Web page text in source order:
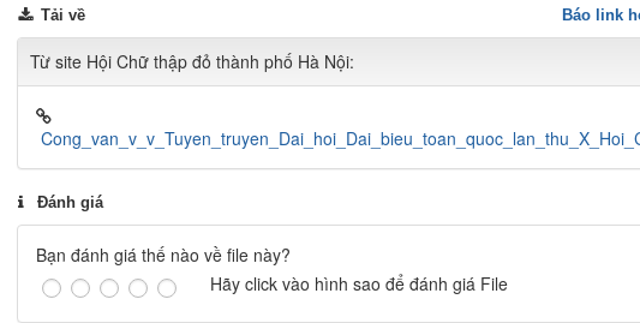
Báo link
Tải về
Từ site Hội Chữ thập đỏ thành phố Hà Nội:
Đánh giá
Bạn đánh giá thế nào về file này?
Hãy click vào hình sao để đánh giá File